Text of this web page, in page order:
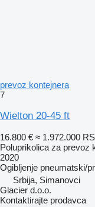
prevoz kontejnera
7
Wielton 20-45 ft
16.800 € ≈ 1.972.000
Poluprikolica za prevoz
2020
Ogibljenje pneumatski/
Srbija, Simanovci
Glacier d.o.o.
Kontaktirajte prodavca